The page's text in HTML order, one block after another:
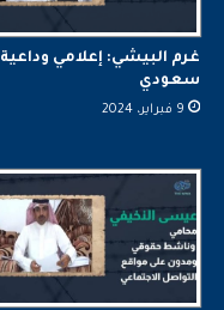
غرم البيشي: إعلامي وداعية
سعودي
9 فبراير، 2024